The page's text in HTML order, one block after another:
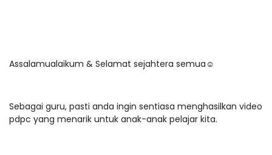
Assalamualaikum & Selamat sejahtera semua☺️
Sebagai guru, pasti anda ingin sentiasa menghasilkan video
pdpc yang menarik untuk anak-anak pelajar kita.